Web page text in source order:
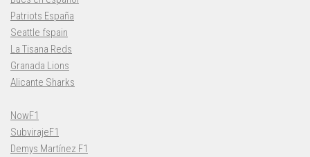
Patriots España
Seattle fspain
La Tisana Reds
Granada Lions
Alicante Sharks
NowF1
SubvirajeF1
Demys Martínez F1